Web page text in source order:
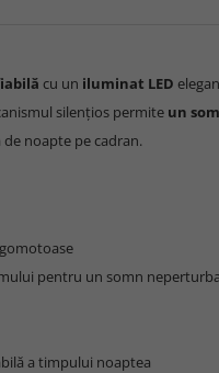
cu un iluminat LED
silențios permite un
noapte pe cadran.
pentru un somn
a timpului noaptea